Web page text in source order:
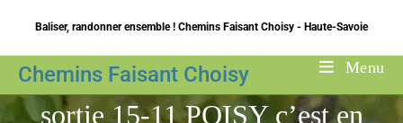
content
Baliser, randonner ensemble ! Chemins Faisant Choisy - Haute-Savoie
Chemins Faisant Choisy Menu
sortie 15-11 POISY c’est en